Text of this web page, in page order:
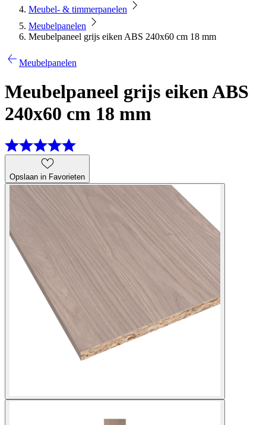
Meubel- & timmerpanelen
Meubelpanelen
Meubelpaneel grijs eiken ABS 240x60 cm 18 mm
Meubelpanelen
Meubelpaneel grijs eiken ABS
240x60 cm 18 mm
Opslaan in Favorieten